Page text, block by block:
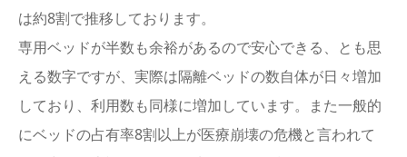
は約8割で推移しております。
専用ベッドが半数も余裕があるので安心できる、とも思
える数字ですが、実際は隔離ベッドの数自体が日々増加
しており、利用数も同様に増加しています。また一般的
にベッドの占有率8割以上が医療崩壊の危機と言われて